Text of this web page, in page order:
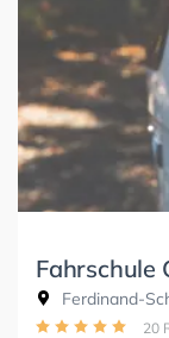
Fahrschule
Ferdinand-
20